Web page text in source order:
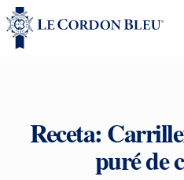
Receta:
puré de